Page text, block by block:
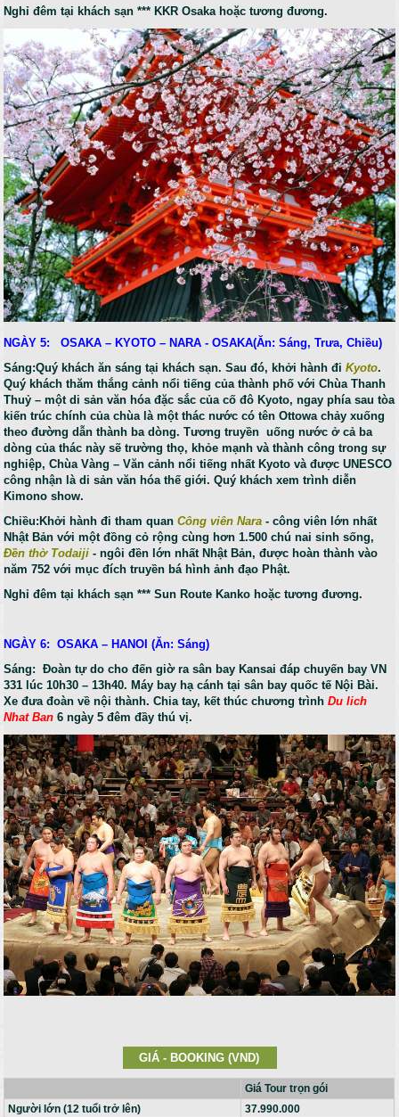
Nghỉ đêm tại khách sạn *** KKR Osaka hoặc tương đương.
NGÀY 5: OSAKA – KYOTO – NARA - OSAKA(Ăn: Sáng, Trưa, Chiều)
Sáng:Quý khách ăn sáng tại khách sạn. Sau đó, khởi hành điKyoto.
Quý khách thăm thắng cảnh nổi tiếng của thành phố với Chùa Thanh
Thuỷ – một di sản văn hóa đặc sắc của cố đô Kyoto, ngay phía sau tòa
kiến trúc chính của chùa là một thác nước có tên Ottowa chảy xuống
theo đường dẫn thành ba dòng. Tương truyền uống nước ở cả ba
dòng của thác này sẽ trường thọ, khỏe mạnh và thành công trong sự
nghiệp, Chùa Vàng – Văn cảnh nổi tiếng nhất Kyoto và được UNESCO
công nhận là di sản văn hóa thế giới. Quý khách xem trình diễn
Kimono show.
Chiều:Khởi hành đi tham quanCông viên Nara - công viên lớn nhất
Nhật Bản với một đồng cỏ rộng cùng hơn 1.500 chú nai sinh sống,
Đền thờ Todaiji - ngôi đền lớn nhất Nhật Bản, được hoàn thành vào
năm 752 với mục đích truyền bá hình ảnh đạo Phật.
Nghỉ đêm tại khách sạn *** Sun Route Kanko hoặc tương đương.
NGÀY 6: OSAKA – HANOI (Ăn: Sáng)
Sáng: Đoàn tự do cho đến giờ ra sân bay Kansai đáp chuyến bay VN
331 lúc 10h30 – 13h40. Máy bay hạ cánh tại sân bay quốc tế Nội Bài.
Xe đưa đoàn về nội thành. Chia tay, kết thúc chương trìnhDu lich
Nhat Ban 6 ngày 5 đêm đầy thú vị.
GIÁ - BOOKING (VND)
Giá Tour trọn gói
Người lớn (12 tuổi trở lên)
37.990.000